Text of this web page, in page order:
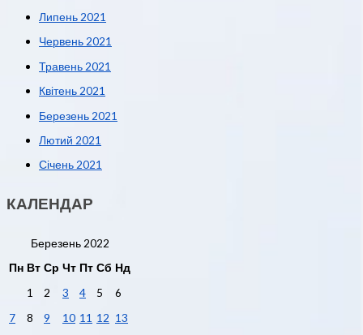
Липень 2021
Червень 2021
Травень 2021
Квітень 2021
Березень 2021
Лютий 2021
Січень 2021
КАЛЕНДАР
Березень 2022
Пн Вт Ср Чт Пт Сб Нд
1
2 3 4 5
6
7
8 9 10 11 12 13